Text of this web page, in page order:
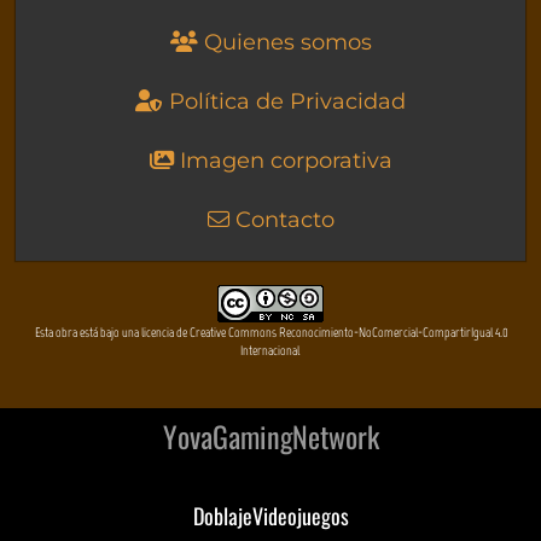
Quienes somos
Política de Privacidad
Imagen corporativa
Contacto
Esta obra está bajo una licencia de Creative Commons Reconocimiento-NoComercial-CompartirIgual 4.0
Internacional
YovaGamingNetwork
DoblajeVideojuegos